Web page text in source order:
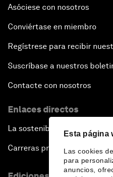
Esta página
Las cookies
para
anuncios,
Asóciese con nosotros
Conviértase en miembro
Regístrese para recibir
Suscríbase a nuestros
Contacte con nosotros
Enlaces directos
La sostenibilidad en el Foro
Carreras profesionales